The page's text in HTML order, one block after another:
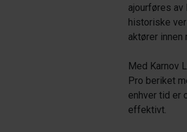
ajourføres
historiske
aktører
Med Karnov
Pro beriket
enhver tid er
effektivt.